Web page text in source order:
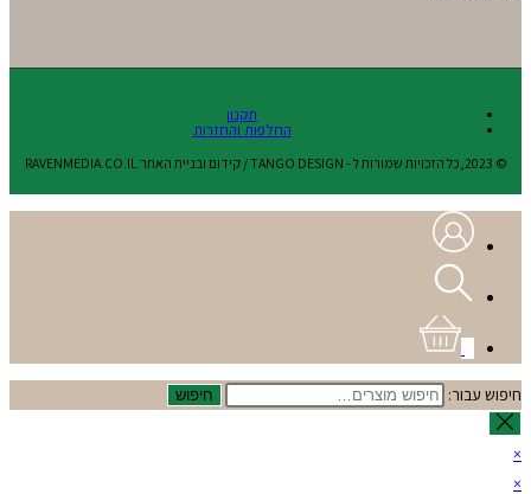
תקנון
החלפות והחזרות
© 2023,כל הזכויות שמורות ל - TANGO DESIGN / קידום ובניית האתר RAVENMEDIA.CO.IL
חיפוש עבור: חיפוש
×
×